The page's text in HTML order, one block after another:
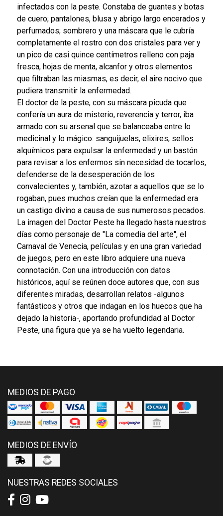
infectados con la peste. Constaba de guantes y botas
de cuero; pantalones, blusa y abrigo largo encerados y
perfumados; sombrero y una máscara que le cubría
completamente el rostro con dos cristales para ver y
un pico de casi quince centímetros relleno con paja
fresca, hojas de menta, alcanfor y otros elementos
que filtraban las miasmas, es decir, el aire nocivo que
pudiera transmitir la enfermedad.
El doctor de la peste, con su máscara picuda que
confería un aura de misterio, reverencia y terror, iba
armado con su arsenal que se balanceaba entre lo
medicinal y lo mágico: sanguijuelas, elixires, sellos
alquímicos para expulsar la enfermedad y un bastón
para revisar a los enfermos sin necesidad de tocarlos,
defenderse de la desesperación de los
convalecientes y, también, azotar a aquellos que se lo
rogaban, pues muchos creían que la enfermedad era
un castigo divino a causa de sus numerosos pecados.
La imagen del Doctor Peste ha llegado hasta nuestros
días como personaje de "La comedia del arte", el
Carnaval de Venecia, películas y en una gran variedad
de juegos, pero en este libro adquiere una nueva
connotación. Con una introducción con datos
históricos, aquí se reúnen doce autores que, con sus
diferentes miradas, desarrollan relatos -algunos
fantásticos y otros que indagan en los huecos que ha
dejado la historia-, aportando profundidad al Doctor
Peste, una figura que ya se ha vuelto legendaria.
MEDIOS DE PAGO
MEDIOS DE ENVÍO
NUESTRAS REDES SOCIALES